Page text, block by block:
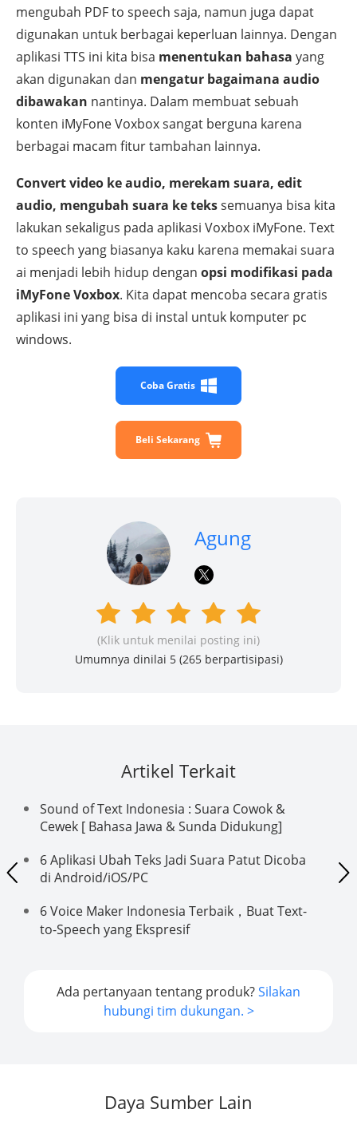
mengubah PDF to speech saja, namun juga dapat
digunakan untuk berbagai keperluan lainnya. Dengan
aplikasi TTS ini kita bisa menentukan bahasa yang
akan digunakan dan mengatur bagaimana audio
dibawakan nantinya. Dalam membuat sebuah
konten iMyFone Voxbox sangat berguna karena
berbagai macam fitur tambahan lainnya.
Convert video ke audio, merekam suara, edit
audio, mengubah suara ke tekssemuanya bisa kita
lakukan sekaligus pada aplikasi Voxbox iMyFone. Text
to speech yang biasanya kaku karena memakai suara
ai menjadi lebih hidup dengan opsi modifikasi pada
iMyFone Voxbox. Kita dapat mencoba secara gratis
aplikasi ini yang bisa di instal untuk komputer pc
windows.
Coba Gratis
Beli Sekarang
Agung
(Klik untuk menilai posting ini)
Umumnya dinilai 5 (265berpartisipasi)
Artikel Terkait
Sound of Text Indonesia : Suara Cowok &
Cewek [ Bahasa Jawa & Sunda Didukung]
6 Aplikasi Ubah Teks Jadi Suara Patut Dicoba
di Android/iOS/PC
6 Voice Maker Indonesia Terbaik，Buat Text-
to-Speech yang Ekspresif
Ada pertanyaan tentang produk?Silakan
hubungi tim dukungan. >
Daya Sumber Lain